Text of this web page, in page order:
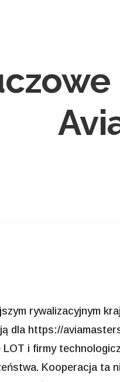
rywalizacyjnym
dla https://
LOT i firmy
Kooperacja ta